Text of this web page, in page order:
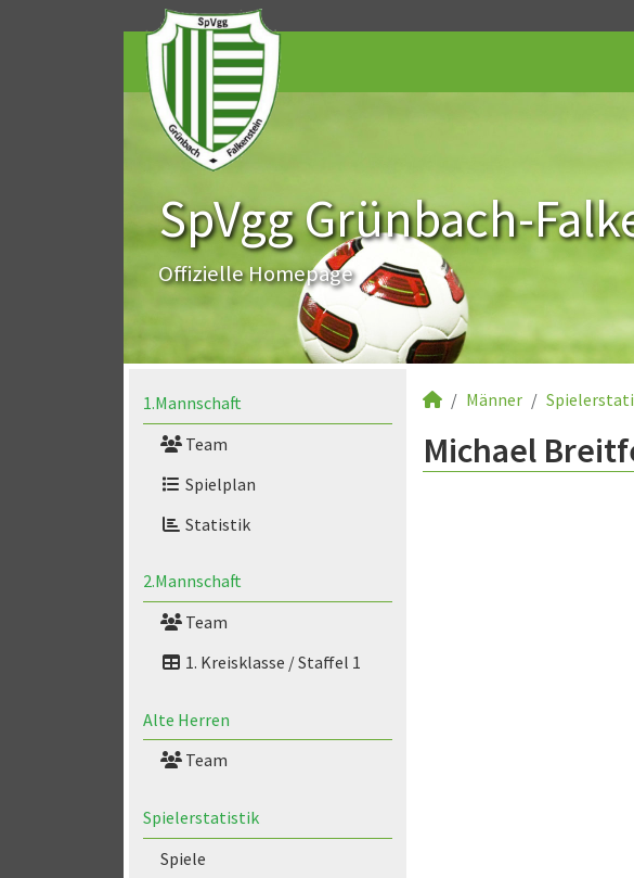
SpVgg Grünbach-
Offizielle Homepage
1.Mannschaft
Team
Spielplan
Statistik
2.Mannschaft
Team
1. Kreisklasse / Staffel 1
Alte Herren
Team
Spielerstatistik
Spiele
Männer
Michael